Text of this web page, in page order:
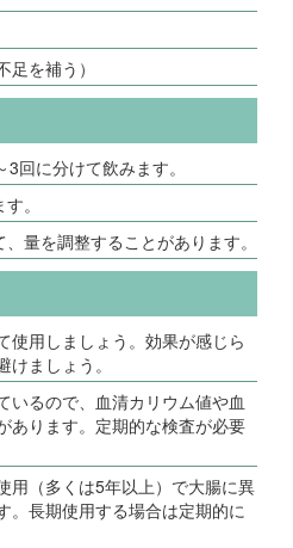
を補う）
回に分けて飲みます。
。
量を調整することがあります。
使用しましょう。効果が感じら
ましょう。
いるので、血清カリウム値や血
あります。定期的な検査が必要
用（多くは5年以上）で大腸に異
。長期使用する場合は定期的に